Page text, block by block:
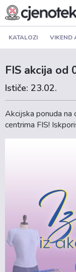
KATALOZI VIKEND
FIS akcija od
Ističe: 23.02.
Akcijska ponuda na
centrima FIS!